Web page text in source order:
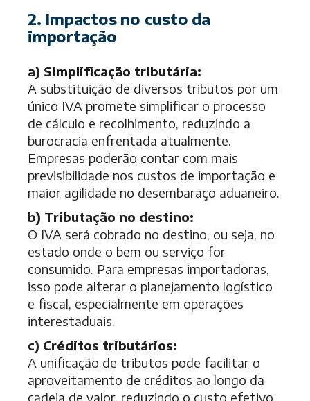
2. Impactos no custo da
importação
a) Simplificação tributária:
A substituição de diversos tributos por um
único IVA promete simplificar o processo
de cálculo e recolhimento, reduzindo a
burocracia enfrentada atualmente.
Empresas poderão contar com mais
previsibilidade nos custos de importação e
maior agilidade no desembaraço aduaneiro.
b) Tributação no destino:
O IVA será cobrado no destino, ou seja, no
estado onde o bem ou serviço for
consumido. Para empresas importadoras,
isso pode alterar o planejamento logístico
e fiscal, especialmente em operações
interestaduais.
c) Créditos tributários:
A unificação de tributos pode facilitar o
aproveitamento de créditos ao longo da
cadeia de valor, reduzindo o custo efetivo